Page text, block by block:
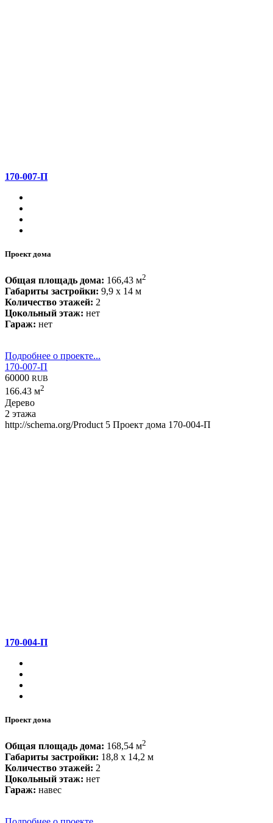
170-007-П
Проект дома
Общая площадь дома: 166,43 м2
Габариты застройки: 9,9 x 14 м
Количество этажей: 2
Цокольный этаж: нет
Гараж: нет
Подробнее о проекте...
170-007-П
60000 RUB
166.43 м2
Дерево
2 этажа
http://schema.org/Product 5 Проект дома 170-004-П
170-004-П
Проект дома
Общая площадь дома: 168,54 м2
Габариты застройки: 18,8 x 14,2 м
Количество этажей: 2
Цокольный этаж: нет
Гараж: навес